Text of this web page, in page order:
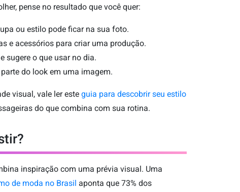
pense no resultado que você quer:
ou estilo pode ficar na sua foto.
e acessórios para criar uma produção.
sugere o que usar no dia.
do look em uma imagem.
visual, vale ler este guia para descobrir seu estilo
do que combina com sua rotina.
inspiração com uma prévia visual. Uma
de moda no Brasil aponta que 73% dos